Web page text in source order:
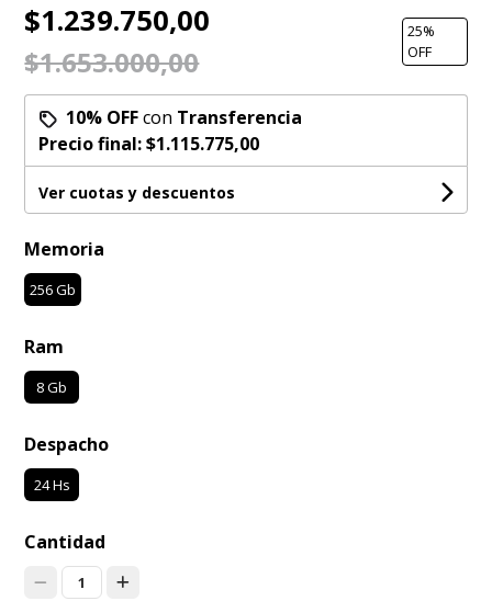
$1.239.750,00
$1.653.000,00
25%
OFF
10% OFFcon Transferencia
Precio final:$1.115.775,00
Ver cuotas y descuentos
Memoria
256 Gb
Ram
8 Gb
Despacho
24 Hs
Cantidad
1